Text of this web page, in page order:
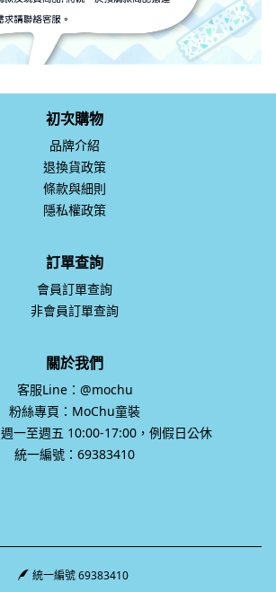
初次購物
品牌介紹
退換貨政策
條款與細則
隱私權政策
訂單查詢
會員訂單查詢
非會員訂單查詢
關於我們
客服Line：@mochu
粉絲專頁：MoChu童裝
一至週五 10:00-17:00，例假日公休
統一編號：69383410
統一編號 69383410